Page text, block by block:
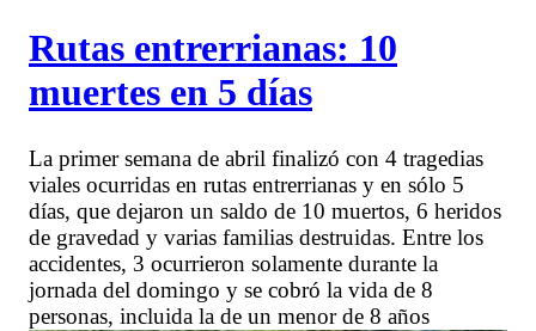
Rutas entrerrianas: 10
muertes en 5 días
La primer semana de abril finalizó con 4 tragedias
viales ocurridas en rutas entrerrianas y en sólo 5
días, que dejaron un saldo de 10 muertos, 6 heridos
de gravedad y varias familias destruidas. Entre los
accidentes, 3 ocurrieron solamente durante la
jornada del domingo y se cobró la vida de 8
personas, incluida la de un menor de 8 años